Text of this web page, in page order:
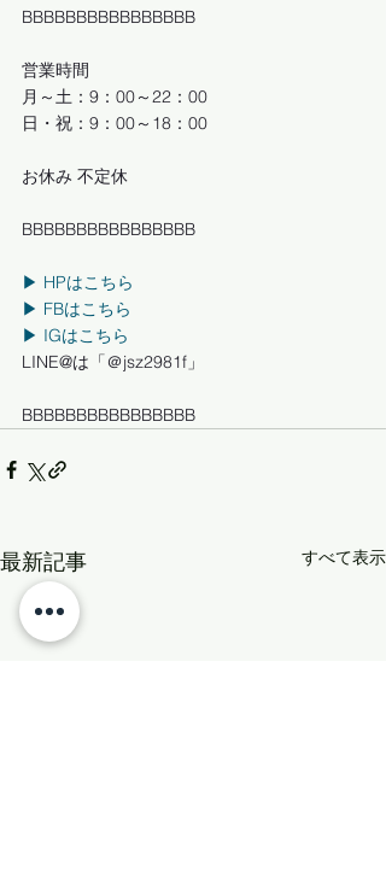
BBBBBBBBBBBBBBBB
営業時間
月～土：9：00～22：00
日・祝：9：00～18：00
お休み 不定休
BBBBBBBBBBBBBBBB
▶︎ HPはこちら
▶︎ FBはこちら
▶︎ IGはこちら
LINE@は「＠jsz2981f」
BBBBBBBBBBBBBBBB
最新記事 すべて表示